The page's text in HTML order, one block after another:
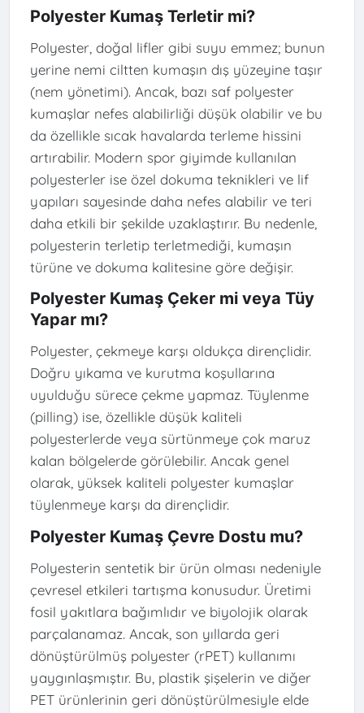
Polyester Kumaş Terletir mi?
Polyester, doğal lifler gibi suyu emmez; bunun
yerine nemi ciltten kumaşın dış yüzeyine taşır
(nem yönetimi). Ancak, bazı saf polyester
kumaşlar nefes alabilirliği düşük olabilir ve bu
da özellikle sıcak havalarda terleme hissini
artırabilir. Modern spor giyimde kullanılan
polyesterler ise özel dokuma teknikleri ve lif
yapıları sayesinde daha nefes alabilir ve teri
daha etkili bir şekilde uzaklaştırır. Bu nedenle,
polyesterin terletip terletmediği, kumaşın
türüne ve dokuma kalitesine göre değişir.
Polyester Kumaş Çeker mi veya Tüy
Yapar mı?
Polyester, çekmeye karşı oldukça dirençlidir.
Doğru yıkama ve kurutma koşullarına
uyulduğu sürece çekme yapmaz. Tüylenme
(pilling) ise, özellikle düşük kaliteli
polyesterlerde veya sürtünmeye çok maruz
kalan bölgelerde görülebilir. Ancak genel
olarak, yüksek kaliteli polyester kumaşlar
tüylenmeye karşı da dirençlidir.
Polyester Kumaş Çevre Dostu mu?
Polyesterin sentetik bir ürün olması nedeniyle
çevresel etkileri tartışma konusudur. Üretimi
fosil yakıtlara bağımlıdır ve biyolojik olarak
parçalanamaz. Ancak, son yıllarda geri
dönüştürülmüş polyester (rPET) kullanımı
yaygınlaşmıştır. Bu, plastik şişelerin ve diğer
PET ürünlerinin geri dönüştürülmesiyle elde